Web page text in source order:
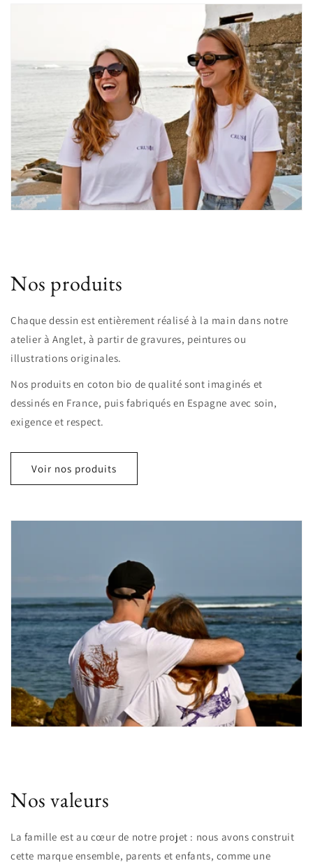
Nos produits
Chaque dessin est entièrement réalisé à la main dans notre
atelier à Anglet, à partir de gravures, peintures ou
illustrations originales.
Nos produits en coton bio de qualité sont imaginés et
dessinés en France, puis fabriqués en Espagne avec soin,
exigence et respect.
Voir nos produits
Nos valeurs
La famille est au cœur de notre projet : nous avons construit
cette marque ensemble, parents et enfants, comme une